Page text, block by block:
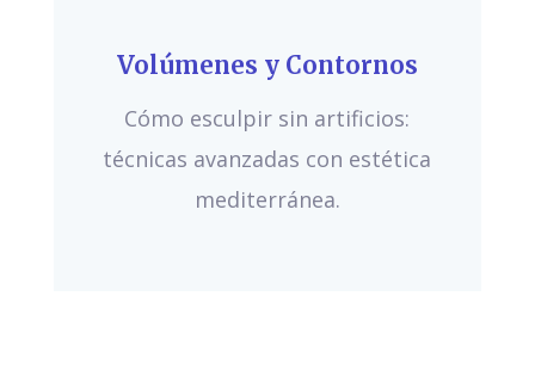
Volúmenes y Contornos
Cómo esculpir sin artificios:
técnicas avanzadas con estética
mediterránea.